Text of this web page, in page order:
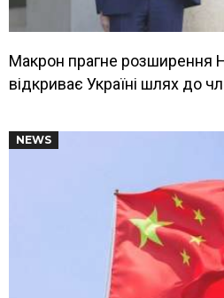
Макрон прагне розширення
відкриває Україні шлях до
NEWS